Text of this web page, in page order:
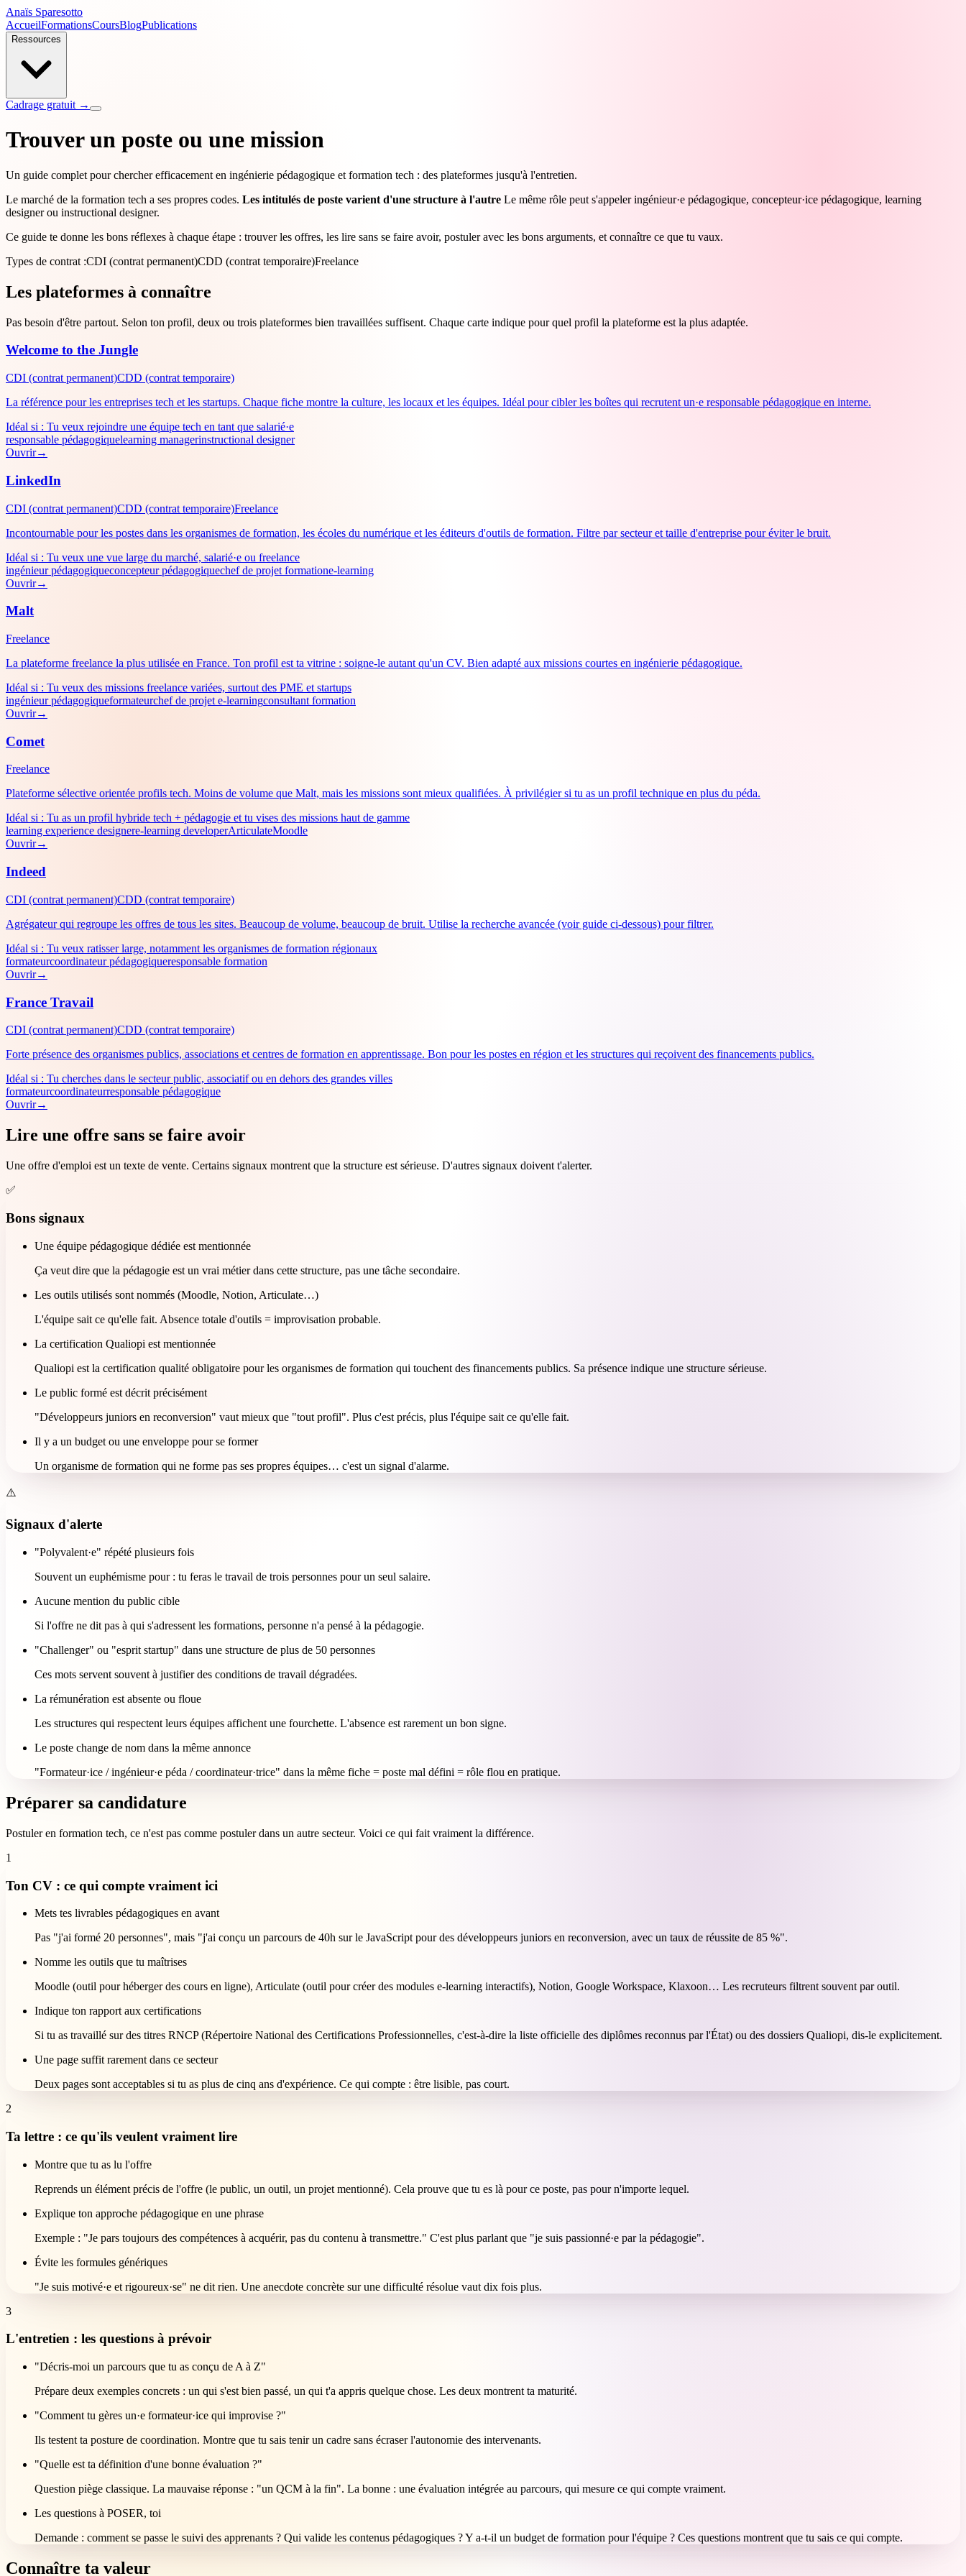
Anaïs Sparesotto
AccueilFormationsCoursBlogPublications
Ressources
Cadrage gratuit →
Trouver un poste ou une mission
Un guide complet pour chercher efficacement en ingénierie pédagogique et formation tech : des plateformes jusqu'à l'entretien.
Le marché de la formation tech a ses propres codes. Les intitulés de poste varient d'une structure à l'autre Le même rôle peut s'appeler ingénieur·e pédagogique, concepteur·ice pédagogique, learning
designer ou instructional designer.
Ce guide te donne les bons réflexes à chaque étape : trouver les offres, les lire sans se faire avoir, postuler avec les bons arguments, et connaître ce que tu vaux.
Types de contrat :CDI (contrat permanent)CDD (contrat temporaire)Freelance
Les plateformes à connaître
Pas besoin d'être partout. Selon ton profil, deux ou trois plateformes bien travaillées suffisent. Chaque carte indique pour quel profil la plateforme est la plus adaptée.
Welcome to the Jungle
CDI (contrat permanent)CDD (contrat temporaire)
La référence pour les entreprises tech et les startups. Chaque fiche montre la culture, les locaux et les équipes. Idéal pour cibler les boîtes qui recrutent un·e responsable pédagogique en interne.
Idéal si : Tu veux rejoindre une équipe tech en tant que salarié·e
responsable pédagogiquelearning managerinstructional designer
Ouvrir→
LinkedIn
CDI (contrat permanent)CDD (contrat temporaire)Freelance
Incontournable pour les postes dans les organismes de formation, les écoles du numérique et les éditeurs d'outils de formation. Filtre par secteur et taille d'entreprise pour éviter le bruit.
Idéal si : Tu veux une vue large du marché, salarié·e ou freelance
ingénieur pédagogiqueconcepteur pédagogiquechef de projet formatione-learning
Ouvrir→
Malt
Freelance
La plateforme freelance la plus utilisée en France. Ton profil est ta vitrine : soigne-le autant qu'un CV. Bien adapté aux missions courtes en ingénierie pédagogique.
Idéal si : Tu veux des missions freelance variées, surtout des PME et startups
ingénieur pédagogiqueformateurchef de projet e-learningconsultant formation
Ouvrir→
Comet
Freelance
Plateforme sélective orientée profils tech. Moins de volume que Malt, mais les missions sont mieux qualifiées. À privilégier si tu as un profil technique en plus du péda.
Idéal si : Tu as un profil hybride tech + pédagogie et tu vises des missions haut de gamme
learning experience designere-learning developerArticulateMoodle
Ouvrir→
Indeed
CDI (contrat permanent)CDD (contrat temporaire)
Agrégateur qui regroupe les offres de tous les sites. Beaucoup de volume, beaucoup de bruit. Utilise la recherche avancée (voir guide ci-dessous) pour filtrer.
Idéal si : Tu veux ratisser large, notamment les organismes de formation régionaux
formateurcoordinateur pédagogiqueresponsable formation
Ouvrir→
France Travail
CDI (contrat permanent)CDD (contrat temporaire)
Forte présence des organismes publics, associations et centres de formation en apprentissage. Bon pour les postes en région et les structures qui reçoivent des financements publics.
Idéal si : Tu cherches dans le secteur public, associatif ou en dehors des grandes villes
formateurcoordinateurresponsable pédagogique
Ouvrir→
Lire une offre sans se faire avoir
Une offre d'emploi est un texte de vente. Certains signaux montrent que la structure est sérieuse. D'autres signaux doivent t'alerter.
✅
Bons signaux
Une équipe pédagogique dédiée est mentionnée
Ça veut dire que la pédagogie est un vrai métier dans cette structure, pas une tâche secondaire.
Les outils utilisés sont nommés (Moodle, Notion, Articulate…)
L'équipe sait ce qu'elle fait. Absence totale d'outils = improvisation probable.
La certification Qualiopi est mentionnée
Qualiopi est la certification qualité obligatoire pour les organismes de formation qui touchent des financements publics. Sa présence indique une structure sérieuse.
Le public formé est décrit précisément
"Développeurs juniors en reconversion" vaut mieux que "tout profil". Plus c'est précis, plus l'équipe sait ce qu'elle fait.
Il y a un budget ou une enveloppe pour se former
Un organisme de formation qui ne forme pas ses propres équipes… c'est un signal d'alarme.
⚠️
Signaux d'alerte
"Polyvalent·e" répété plusieurs fois
Souvent un euphémisme pour : tu feras le travail de trois personnes pour un seul salaire.
Aucune mention du public cible
Si l'offre ne dit pas à qui s'adressent les formations, personne n'a pensé à la pédagogie.
"Challenger" ou "esprit startup" dans une structure de plus de 50 personnes
Ces mots servent souvent à justifier des conditions de travail dégradées.
La rémunération est absente ou floue
Les structures qui respectent leurs équipes affichent une fourchette. L'absence est rarement un bon signe.
Le poste change de nom dans la même annonce
"Formateur·ice / ingénieur·e péda / coordinateur·trice" dans la même fiche = poste mal défini = rôle flou en pratique.
Préparer sa candidature
Postuler en formation tech, ce n'est pas comme postuler dans un autre secteur. Voici ce qui fait vraiment la différence.
1
Ton CV : ce qui compte vraiment ici
Mets tes livrables pédagogiques en avant
Pas "j'ai formé 20 personnes", mais "j'ai conçu un parcours de 40h sur le JavaScript pour des développeurs juniors en reconversion, avec un taux de réussite de 85 %".
Nomme les outils que tu maîtrises
Moodle (outil pour héberger des cours en ligne), Articulate (outil pour créer des modules e-learning interactifs), Notion, Google Workspace, Klaxoon… Les recruteurs filtrent souvent par outil.
Indique ton rapport aux certifications
Si tu as travaillé sur des titres RNCP (Répertoire National des Certifications Professionnelles, c'est-à-dire la liste officielle des diplômes reconnus par l'État) ou des dossiers Qualiopi, dis-le explicitement.
Une page suffit rarement dans ce secteur
Deux pages sont acceptables si tu as plus de cinq ans d'expérience. Ce qui compte : être lisible, pas court.
2
Ta lettre : ce qu'ils veulent vraiment lire
Montre que tu as lu l'offre
Reprends un élément précis de l'offre (le public, un outil, un projet mentionné). Cela prouve que tu es là pour ce poste, pas pour n'importe lequel.
Explique ton approche pédagogique en une phrase
Exemple : "Je pars toujours des compétences à acquérir, pas du contenu à transmettre." C'est plus parlant que "je suis passionné·e par la pédagogie".
Évite les formules génériques
"Je suis motivé·e et rigoureux·se" ne dit rien. Une anecdote concrète sur une difficulté résolue vaut dix fois plus.
3
L'entretien : les questions à prévoir
"Décris-moi un parcours que tu as conçu de A à Z"
Prépare deux exemples concrets : un qui s'est bien passé, un qui t'a appris quelque chose. Les deux montrent ta maturité.
"Comment tu gères un·e formateur·ice qui improvise ?"
Ils testent ta posture de coordination. Montre que tu sais tenir un cadre sans écraser l'autonomie des intervenants.
"Quelle est ta définition d'une bonne évaluation ?"
Question piège classique. La mauvaise réponse : "un QCM à la fin". La bonne : une évaluation intégrée au parcours, qui mesure ce qui compte vraiment.
Les questions à POSER, toi
Demande : comment se passe le suivi des apprenants ? Qui valide les contenus pédagogiques ? Y a-t-il un budget de formation pour l'équipe ? Ces questions montrent que tu sais ce qui compte.
Connaître ta valeur